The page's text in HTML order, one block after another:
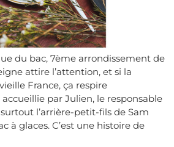
du bac, 7ème arrondissement de
attire l’attention, et si la
France, ça respire
accueillie par Julien, le responsable
l’arrière-petit-fils de Sam
à glaces. C’est une histoire de